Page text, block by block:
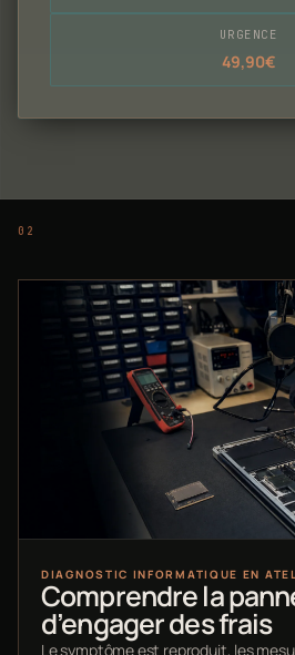
URGENCE
49,90€
DIAGNOSTIC INFORMATIQUE EN
Comprendre la
d’engager des frais
Le symptôme est reproduit, les